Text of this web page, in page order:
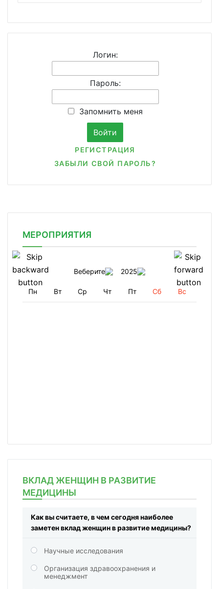
Логин:
Пароль:
Запомнить меня
РЕГИСТРАЦИЯ
ЗАБЫЛИ СВОЙ ПАРОЛЬ?
МЕРОПРИЯТИЯ
Веберите 2025
Пн Вт Ср Чт Пт Сб Вс
ВКЛАД ЖЕНЩИН В РАЗВИТИЕ
МЕДИЦИНЫ
Как вы считаете, в чем сегодня наиболее
заметен вклад женщин в развитие медицины?
Научные исследования
Организация здравоохранения и
менеджмент